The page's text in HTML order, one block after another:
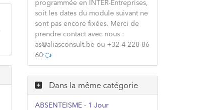
programmée en INTER-Entreprises,
soit les dates du module suivant ne
sont pas encore fixées. Merci de
prendre contact avec nous :
as@aliasconsult.be ou +32 4 228 86
60👈
Dans la même catégorie
ABSENTEISME - 1 Jour